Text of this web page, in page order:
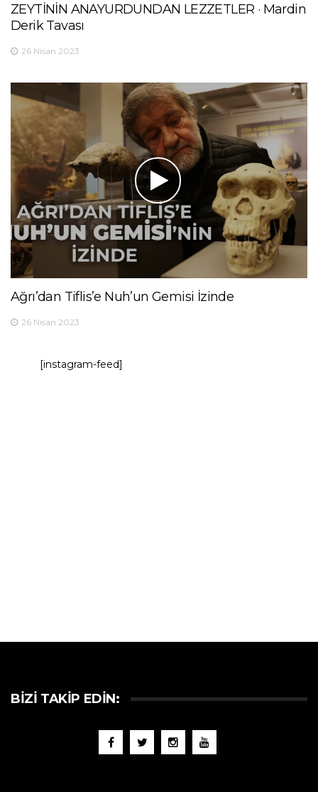
ZEYTİNİN ANAYURDUNDAN LEZZETLER · Mardin
Derik Tavası
26 Nisan 2023
Ağrı’dan Tiflis’e Nuh’un Gemisi İzinde
26 Nisan 2023
[instagram-feed]
BIZI TAKIP EDIN: